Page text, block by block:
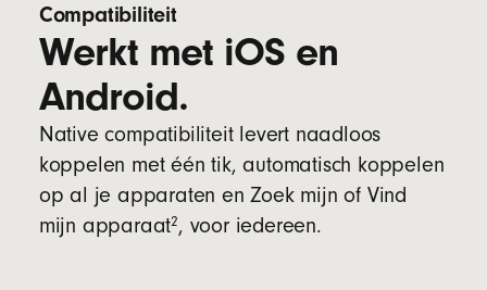
Compatibiliteit
Werkt met iOS en
Android.
Native compatibiliteit levert naadloos
koppelen met één tik, automatisch koppelen
op al je apparaten en Zoek mijn of Vind
mijn apparaat2, voor iedereen.